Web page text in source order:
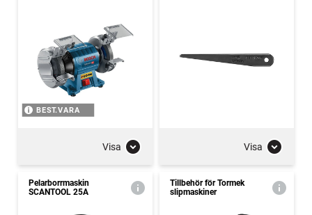
BEST.VARA
Visa Visa
Pelarborrmaskin
SCANTOOL 25A
Tillbehör för Tormek
slipmaskiner